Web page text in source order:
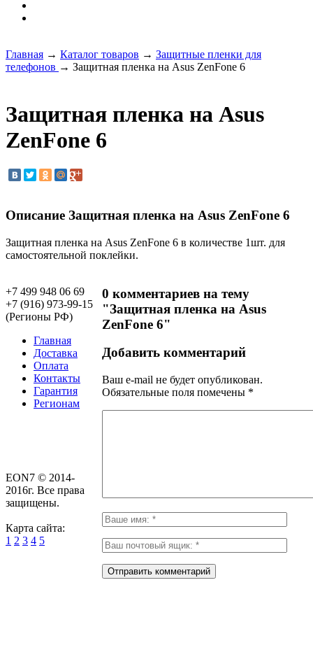
Главная → Каталог товаров → Защитные пленки для
телефонов → Защитная пленка на Asus ZenFone 6
Защитная пленка на Asus
ZenFone 6
Описание Защитная пленка на Asus ZenFone 6
Защитная пленка на Asus ZenFone 6 в количестве 1шт. для
самостоятельной поклейки.
0 комментариев на тему
"Защитная пленка на Asus
ZenFone 6"
Добавить комментарий
Ваш e-mail не будет опубликован.
Обязательные поля помечены *
+7 499 948 06 69
+7 (916) 973-99-15
(Регионы РФ)
Главная
Доставка
Оплата
Контакты
Гарантия
Регионам
EON7 © 2014-
2016г. Все права
защищены.
Карта сайта:
1 2 3 4 5